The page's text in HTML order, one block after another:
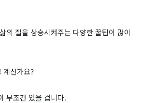
의 질을 상승시켜주는 다양한 꿀팁이 많이
계신가요?
무조건 있을 겁니다.